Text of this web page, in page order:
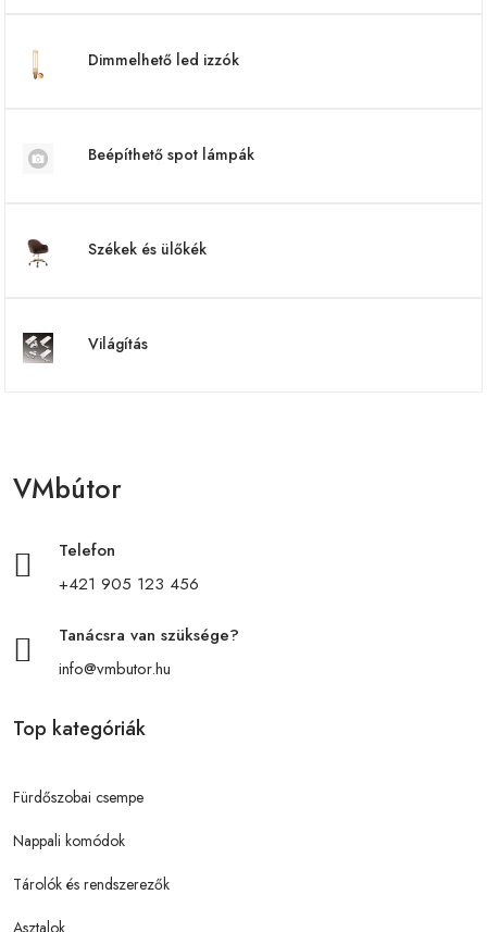
Dimmelhető led izzók
Beépíthető spot lámpák
Székek és ülőkék
Világítás
VMbútor
Telefon
+421 905 123 456
Tanácsra van szüksége?
info@vmbutor.hu
Top kategóriák
Fürdőszobai csempe
Nappali komódok
Tárolók és rendszerezők